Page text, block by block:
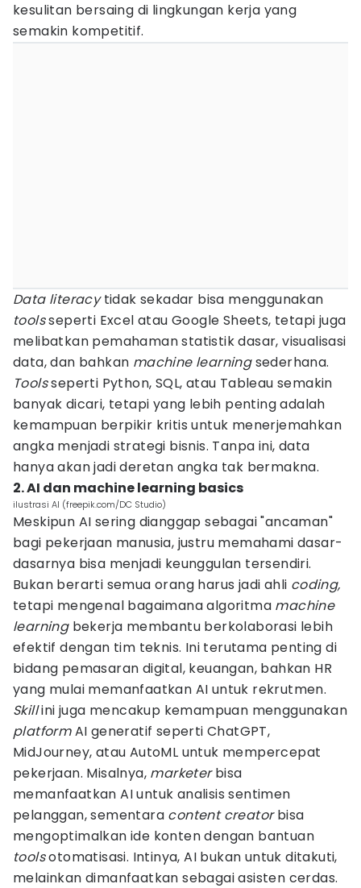
kesulitan bersaing di lingkungan kerja yang
semakin kompetitif.
Data literacytidak sekadar bisa menggunakan
toolsseperti Excel atau Google Sheets, tetapi juga
melibatkan pemahaman statistik dasar, visualisasi
data, dan bahkan machine learningsederhana.
Toolsseperti Python, SQL, atau Tableau semakin
banyak dicari, tetapi yang lebih penting adalah
kemampuan berpikir kritis untuk menerjemahkan
angka menjadi strategi bisnis. Tanpa ini, data
hanya akan jadi deretan angka tak bermakna.
2. AI dan machine learning basics
ilustrasi AI (freepik.com/DC Studio)
Meskipun AI sering dianggap sebagai "ancaman"
bagi pekerjaan manusia, justru memahami dasar-
dasarnya bisa menjadi keunggulan tersendiri.
Bukan berarti semua orang harus jadi ahli coding,
tetapi mengenal bagaimana algoritma machine
learningbekerja membantu berkolaborasi lebih
efektif dengan tim teknis. Ini terutama penting di
bidang pemasaran digital, keuangan, bahkan HR
yang mulai memanfaatkan AI untuk rekrutmen.
Skillini juga mencakup kemampuan menggunakan
platformAI generatif seperti ChatGPT,
MidJourney, atau AutoML untuk mempercepat
pekerjaan. Misalnya, marketerbisa
memanfaatkan AI untuk analisis sentimen
pelanggan, sementara content creatorbisa
mengoptimalkan ide konten dengan bantuan
toolsotomatisasi. Intinya, AI bukan untuk ditakuti,
melainkan dimanfaatkan sebagai asisten cerdas.